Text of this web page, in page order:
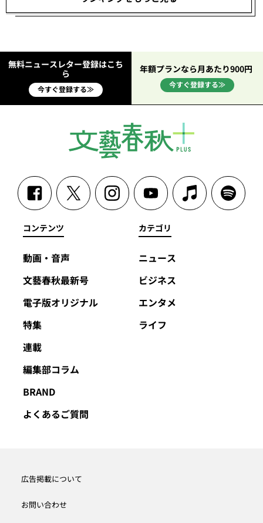
無料ニュースレター登録はこち
ら
今すぐ登録する≫
年額プランなら月あたり900円
今すぐ登録する≫
コンテンツ
動画・音声
文藝春秋最新号
電子版オリジナル
特集
連載
編集部コラム
BRAND
よくあるご質問
カテゴリ
ニュース
ビジネス
エンタメ
ライフ
広告掲載について
お問い合わせ